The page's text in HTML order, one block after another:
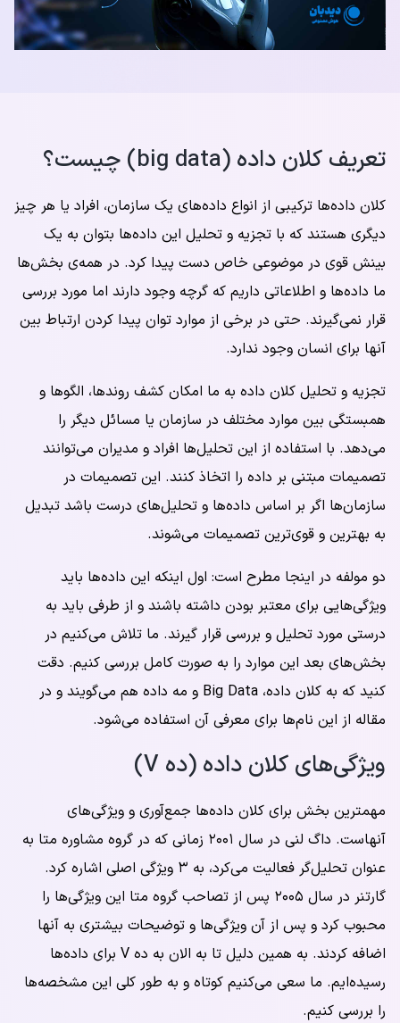
تعریف کلان داده (big data) چیست؟
کلان داده‌ها ترکیبی از انواع داده‌های یک سازمان، افراد یا هر چیز
دیگری هستند که با تجزیه و تحلیل این داده‌ها بتوان به یک
بینش قوی در موضوعی خاص دست پیدا کرد. در همه‌ی بخش‌ها
ما داده‌ها و اطلاعاتی داریم که گرچه وجود دارند اما مورد بررسی
قرار نمی‌گیرند. حتی در برخی از موارد توان پیدا کردن ارتباط بین
آنها برای انسان وجود ندارد.
تجزیه و تحلیل کلان داده به ما امکان کشف روندها، الگوها و
همبستگی بین موارد مختلف در سازمان یا مسائل دیگر را
می‌دهد. با استفاده از این تحلیل‌ها افراد و مدیران می‌توانند
تصمیمات مبتنی بر داده را اتخاذ کنند. این تصمیمات در
سازمان‌ها اگر بر اساس داده‌ها و تحلیل‌های درست باشد تبدیل
به بهترین و قوی‌ترین تصمیمات می‌شوند.
دو مولفه در اینجا مطرح است: اول اینکه این داده‌ها باید
ویژگی‌هایی برای معتبر بودن داشته باشند و از طرفی باید به
درستی مورد تحلیل و بررسی قرار گیرند. ما تلاش می‌کنیم در
بخش‌های بعد این موارد را به صورت کامل بررسی کنیم. دقت
کنید که به کلان داده، Big Data و مه داده هم می‌گویند و در
مقاله از این نام‌ها برای معرفی آن استفاده می‌شود.
ویژگی‌های کلان داده (ده V)
مهمترین بخش برای کلان داده‌ها جمع‌آوری و ویژگی‌های
آنهاست. داگ لنی در سال ۲۰۰۱ زمانی که در گروه مشاوره متا به
عنوان تحلیل‌گر فعالیت می‌کرد، به ۳ ویژگی اصلی اشاره کرد.
گارتنر در سال ۲۰۰۵ پس از تصاحب گروه متا این ویژگی‌ها را
محبوب کرد و پس از آن ویژگی‌ها و توضیحات بیشتری به آنها
اضافه کردند. به همین دلیل تا به الان به ده V برای داده‌ها
رسیده‌ایم. ما سعی می‌کنیم کوتاه و به طور کلی این مشخصه‌ها
را بررسی کنیم.